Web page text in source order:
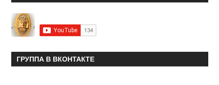
ГРУППА В ВКОНТАКТЕ